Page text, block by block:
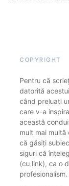
COPYRIGHT
Pentru că
datorită
când preluați
care v-a
această
mult mai
că găsiți
siguri că
(cu link), ca o